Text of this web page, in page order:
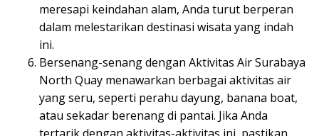
meresapi keindahan alam, Anda turut berperan
dalam melestarikan destinasi wisata yang indah
ini.
Bersenang-senang dengan Aktivitas Air Surabaya
North Quay menawarkan berbagai aktivitas air
yang seru, seperti perahu dayung, banana boat,
atau sekadar berenang di pantai. Jika Anda